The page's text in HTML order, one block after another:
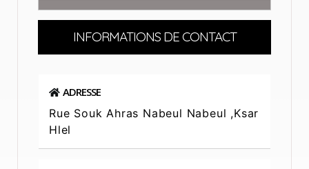
INFORMATIONS DE CONTACT
ADRESSE
Rue Souk Ahras Nabeul Nabeul ,ksar
Hlel